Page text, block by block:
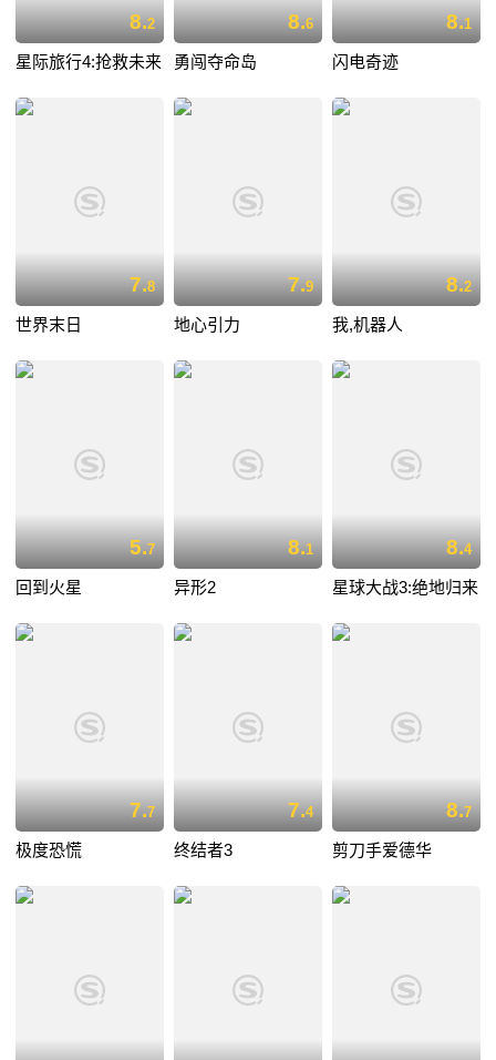
8.2
星际旅行4:抢救未来
8.6
勇闯夺命岛
8.1
闪电奇迹
7.8
世界末日
7.9
地心引力
8.2
我,机器人
5.7
回到火星
8.1
异形2
8.4
星球大战3:绝地归来
7.7
极度恐慌
7.4
终结者3
8.7
剪刀手爱德华